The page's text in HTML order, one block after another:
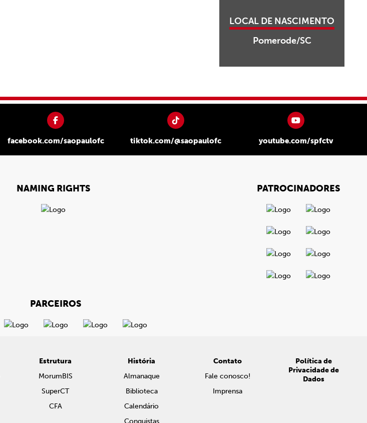
LOCAL DE NASCIMENTO
Pomerode/SC
facebook.com/saopaulofc tiktok.com/@saopaulofc youtube.com/spfctv
NAMING RIGHTS PATROCINADORES
PARCEIROS
Estrutura
MorumBIS
SuperCT
CFA
História
Almanaque
Biblioteca
Calendário
Conquistas
Contato
Fale conosco!
Imprensa
Política de
Privacidade de
Dados